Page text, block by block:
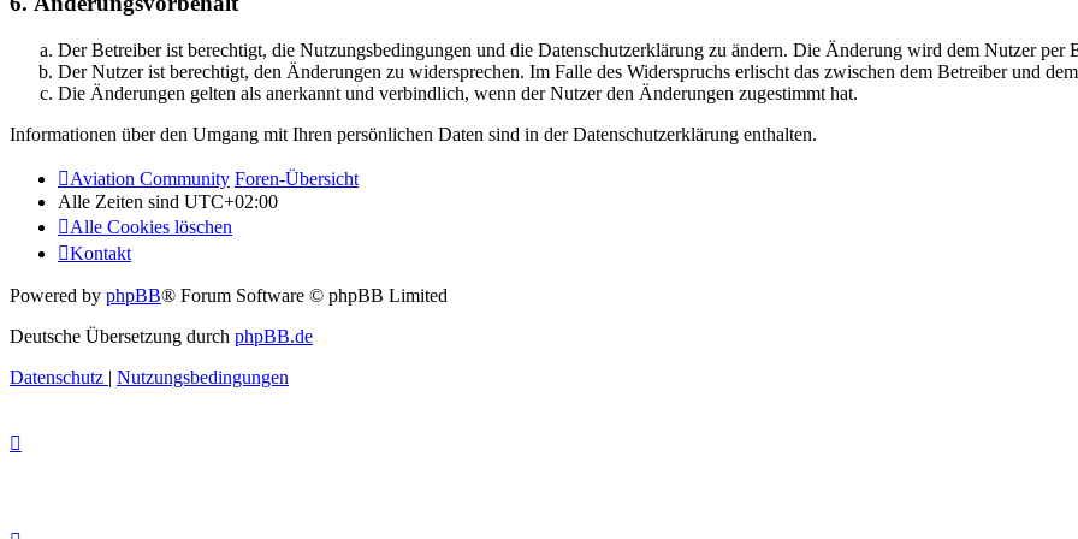
Der Betreiber ist berechtigt, die Nutzungsbedingungen und die Datenschutzerklärung zu ändern. Die Änderung wird dem Nutzer per
Der Nutzer ist berechtigt, den Änderungen zu widersprechen. Im Falle des Widerspruchs erlischt das zwischen dem Betreiber und
Die Änderungen gelten als anerkannt und verbindlich, wenn der Nutzer den Änderungen zugestimmt hat.
Informationen über den Umgang mit Ihren persönlichen Daten sind in der Datenschutzerklärung enthalten.
Aviation Community Foren-Übersicht
Alle Zeiten sind UTC+02:00
Alle Cookies löschen
Kontakt
Powered by phpBB® Forum Software © phpBB Limited
Deutsche Übersetzung durch phpBB.de
Datenschutz | Nutzungsbedingungen